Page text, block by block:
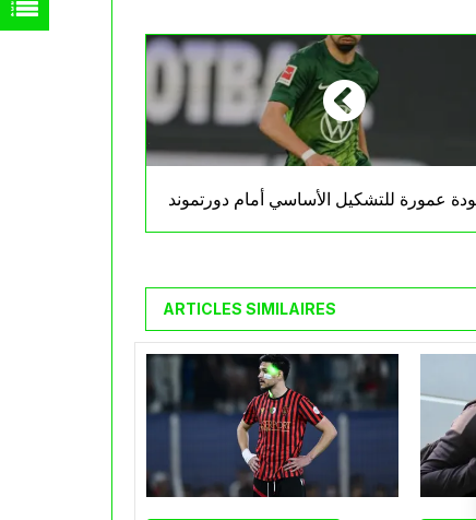
عمورة للتشكيل الأساسي أمام دورتموند
ARTICLES SIMILAIRES